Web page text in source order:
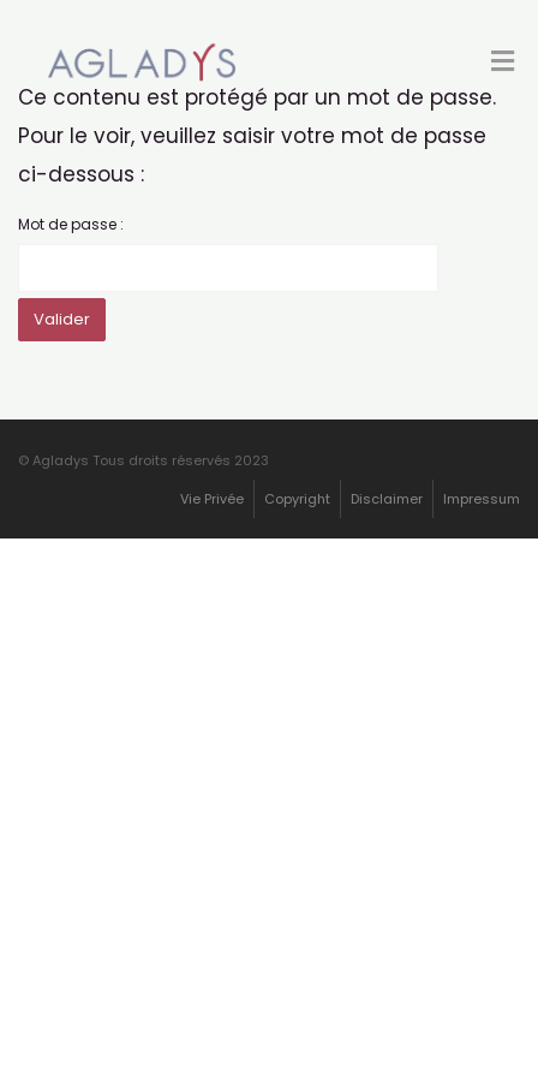
Ce contenu est protégé par un mot de passe.
Pour le voir, veuillez saisir votre mot de passe
ci-dessous :
Mot de passe :
© Agladys Tous droits réservés 2023
Vie Privée
Copyright Disclaimer Impressum